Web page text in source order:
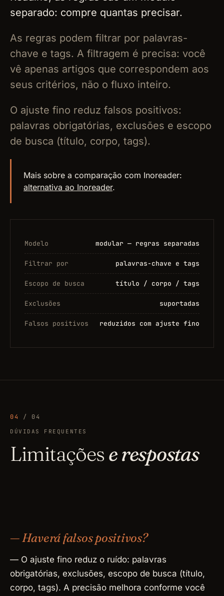
separado: compre quantas precisar.
As regras podem filtrar por palavras-
chave e tags. A filtragem é precisa: você
vê apenas artigos que correspondem aos
seus critérios, não o fluxo inteiro.
O ajuste fino reduz falsos positivos:
palavras obrigatórias, exclusões e escopo
de busca (título, corpo, tags).
Mais sobre a comparação com Inoreader:
alternativa ao Inoreader.
Modelo modular — regras separadas
Filtrar por palavras-chave e tags
Escopo de busca título / corpo / tags
Exclusões suportadas
Falsos positivos reduzidos com ajuste fino
04 / 04
DÚVIDAS FREQUENTES
Limitações e respostas
— Haverá falsos positivos?
— O ajuste fino reduz o ruído: palavras
obrigatórias, exclusões, escopo de busca (título,
corpo, tags). A precisão melhora conforme você